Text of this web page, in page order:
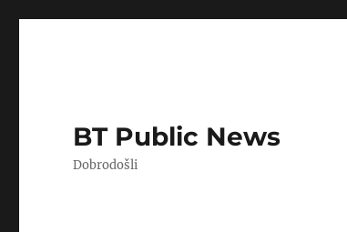
BT Public News
Dobrodošli